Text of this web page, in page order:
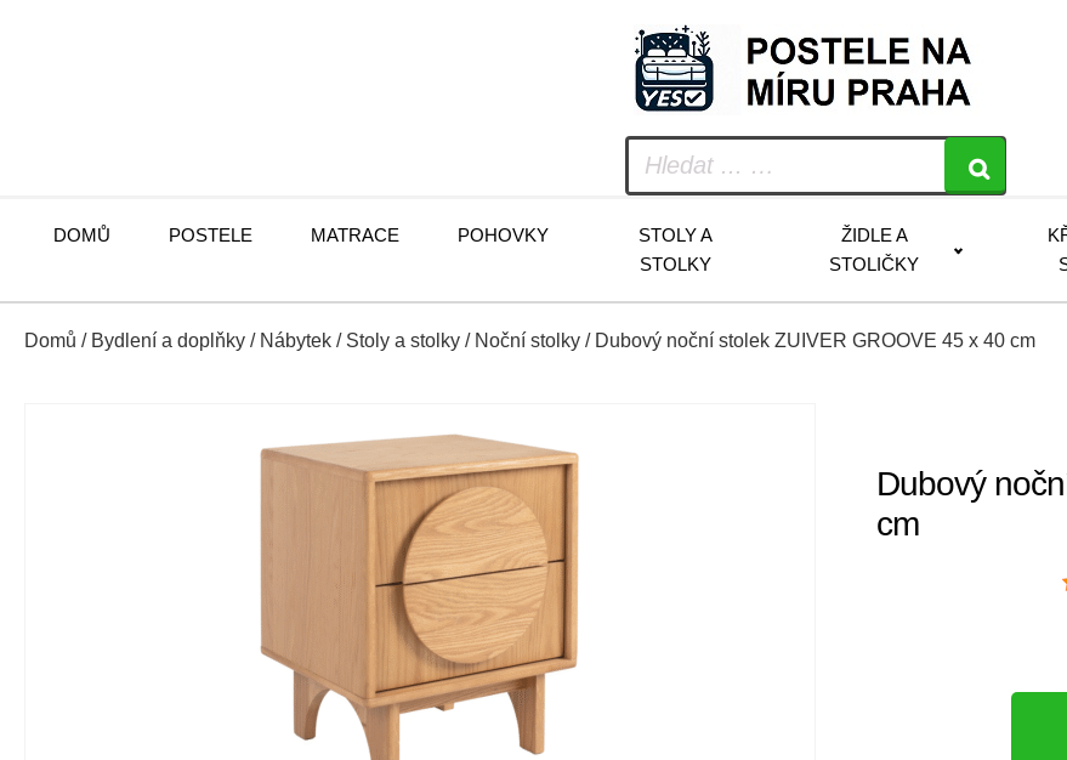
DOMŮ POSTELE MATRACE POHOVKY
STOLY A
STOLKY
ŽIDLE A
STOLIČKY
Domů / Bydlení a doplňky / Nábytek / Stoly a stolky / Noční stolky / Dubový noční stolek ZUIVER GROOVE 45 x 40 cm
Dubový
cm